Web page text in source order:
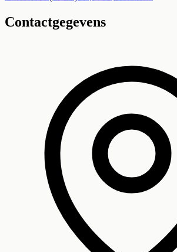
−
Contactgegevens